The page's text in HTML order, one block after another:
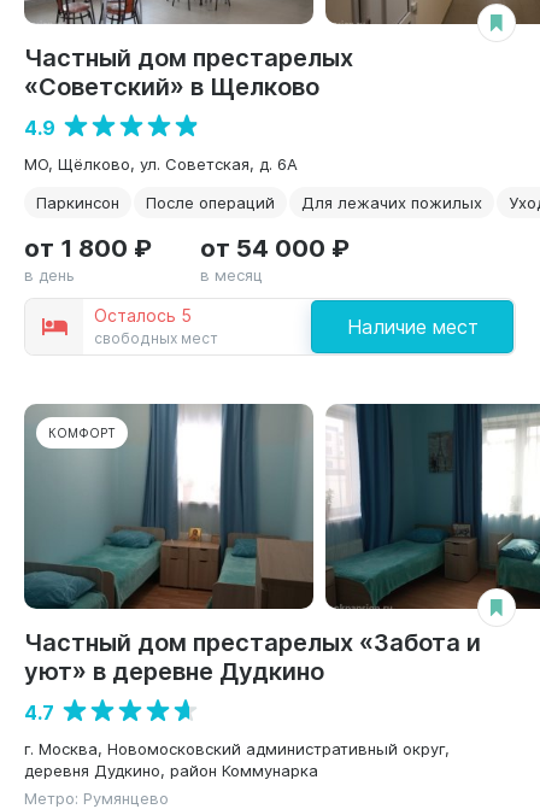
Частный дом престарелых
«Советский» в Щелково
4.9
МО, Щёлково, ул. Советская, д. 6А
Паркинсон
После операций Для лежачих пожилых
Осталось 5
свободных мест Наличие мест
от 1 800 ₽
в день
от 54 000 ₽
в месяц
КОМФОРТ
Частный дом престарелых «Забота и
уют» в деревне Дудкино
4.7
г. Москва, Новомосковский административный округ,
деревня Дудкино, район Коммунарка
Метро: Румянцево